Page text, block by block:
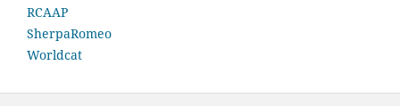
RCAAP
SherpaRomeo
Worldcat